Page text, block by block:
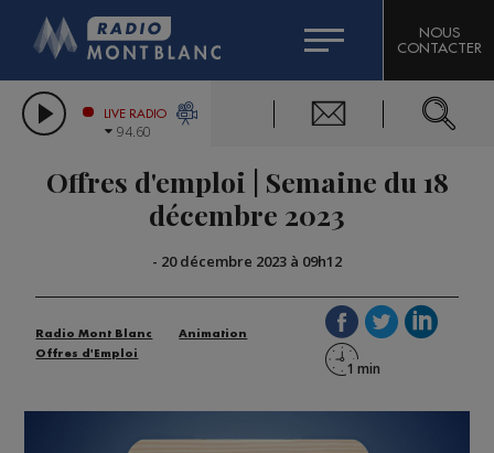
LES CHRONIQUES DE L'EXPERT
CITIZEN MACHINERY
GRAND MASSIF DOMAINES SKIABLES
BIGARD
COMPAGNIE DU MONT-BLANC
NOUS
CONTACTER
LIVE RADIO
94.60
Offres d'emploi | Semaine du 18
décembre 2023
- 20 décembre 2023 à 09h12
Radio Mont Blanc
Animation
Offres d'Emploi